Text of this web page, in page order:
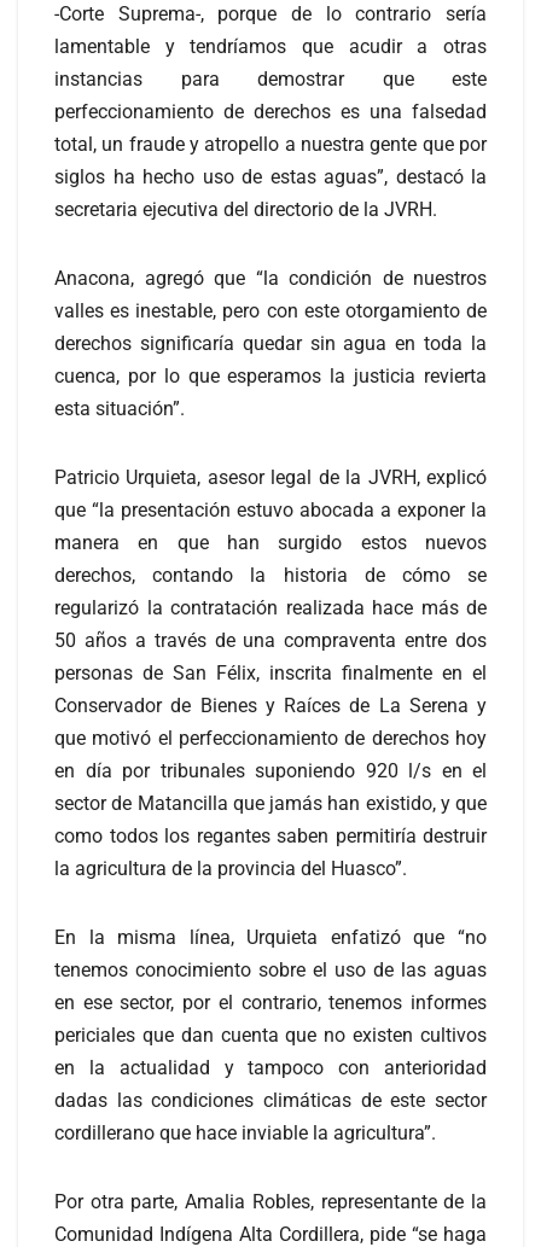
-Corte Suprema-, porque de lo contrario sería
lamentable y tendríamos que acudir a otras
instancias para demostrar que este
perfeccionamiento de derechos es una falsedad
total, un fraude y atropello a nuestra gente que por
siglos ha hecho uso de estas aguas”, destacó la
secretaria ejecutiva del directorio de la JVRH.
Anacona, agregó que “la condición de nuestros
valles es inestable, pero con este otorgamiento de
derechos significaría quedar sin agua en toda la
cuenca, por lo que esperamos la justicia revierta
esta situación”.
Patricio Urquieta, asesor legal de la JVRH, explicó
que “la presentación estuvo abocada a exponer la
manera en que han surgido estos nuevos
derechos, contando la historia de cómo se
regularizó la contratación realizada hace más de
50 años a través de una compraventa entre dos
personas de San Félix, inscrita finalmente en el
Conservador de Bienes y Raíces de La Serena y
que motivó el perfeccionamiento de derechos hoy
en día por tribunales suponiendo 920 l/s en el
sector de Matancilla que jamás han existido, y que
como todos los regantes saben permitiría destruir
la agricultura de la provincia del Huasco”.
En la misma línea, Urquieta enfatizó que “no
tenemos conocimiento sobre el uso de las aguas
en ese sector, por el contrario, tenemos informes
periciales que dan cuenta que no existen cultivos
en la actualidad y tampoco con anterioridad
dadas las condiciones climáticas de este sector
cordillerano que hace inviable la agricultura”.
Por otra parte, Amalia Robles, representante de la
Comunidad Indígena Alta Cordillera, pide “se haga